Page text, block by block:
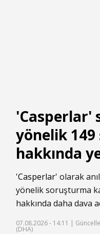
'Casperlar'
yönelik
hakkında
'Casperlar' olarak
yönelik soruşturma
hakkında daha dava
07.08.2026 - 14:11 |
(DHA)